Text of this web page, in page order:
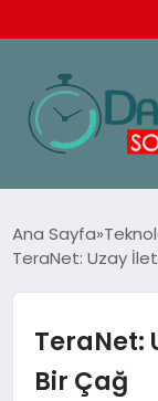
SPOR
Ana Sayfa
TeraNet: Uzay
TeraNet:
Bir Çağ